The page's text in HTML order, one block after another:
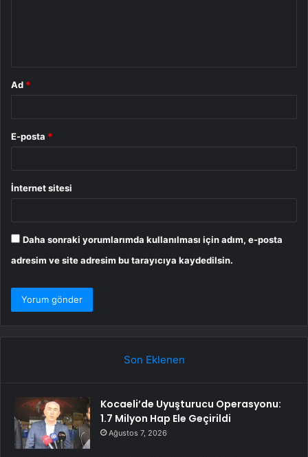
Ad *
E-posta *
İnternet sitesi
Daha sonraki yorumlarımda kullanılması için adım, e-posta
adresim ve site adresim bu tarayıcıya kaydedilsin.
Son Eklenen
Kocaeli’de Uyuşturucu Operasyonu:
1.7 Milyon Hap Ele Geçirildi
Ağustos 7, 2026